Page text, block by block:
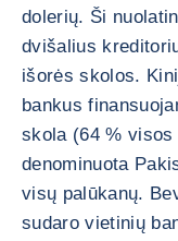
dolerių. Ši
dvišalius
išorės skolos.
bankus
skola (64 %
denominuota
visų palūkanų.
sudaro vietinių